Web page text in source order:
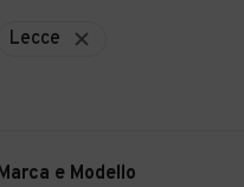
Lecce
e Modello